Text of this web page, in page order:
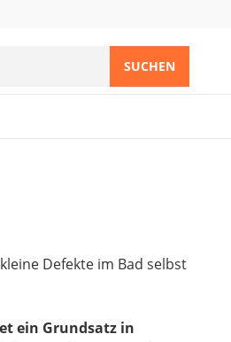
SUCHEN
Defekte im Bad selbst
ein Grundsatz in